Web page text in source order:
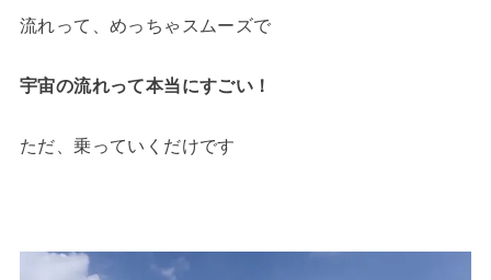
流れって、めっちゃスムーズで
宇宙の流れって本当にすごい！
ただ、乗っていくだけです